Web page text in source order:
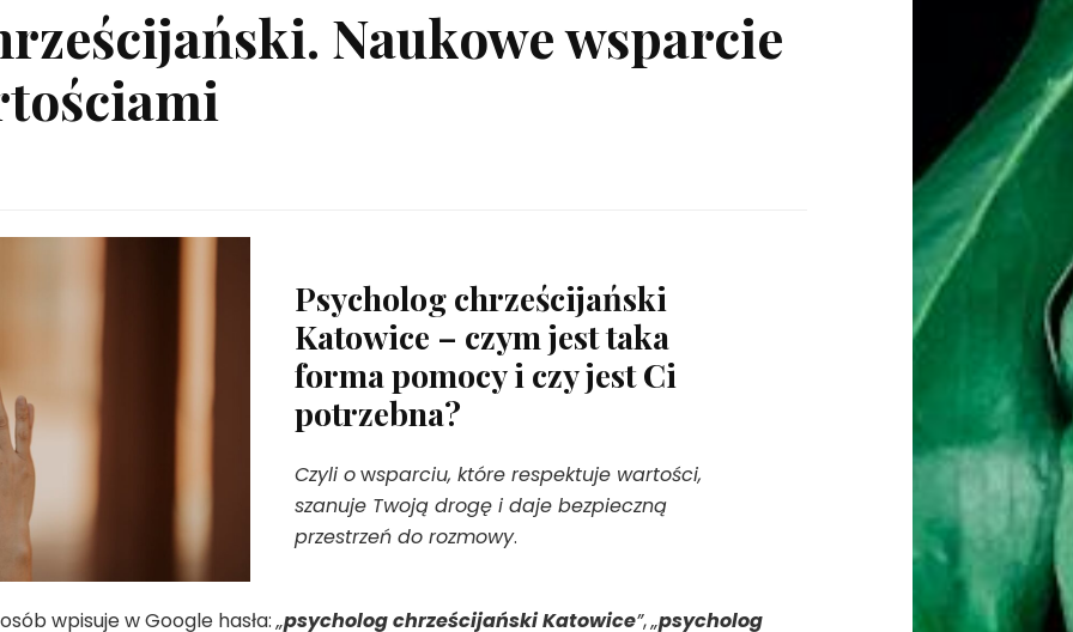
Naukowe wsparcie
Psycholog chrześcijański
Katowice – czym jest taka
forma pomocy i czy jest Ci
potrzebna?
Czyli owsparciu, które respektuje wartości,
szanuje Twoją drogę i daje bezpieczną
przestrzeń do rozmowy.
wpisuje w Google hasła:„psycholog chrześcijański Katowice”,„psycholog